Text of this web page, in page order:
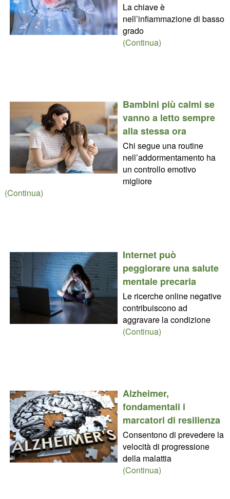
La chiave è
nell’infiammazione di basso
grado
(Continua)
Bambini più calmi se
vanno a letto sempre
alla stessa ora
Chi segue una routine
nell’addormentamento ha
un controllo emotivo
migliore
(Continua)
Internet può
peggiorare una salute
mentale precaria
Le ricerche online negative
contribuiscono ad
aggravare la condizione
(Continua)
Alzheimer,
fondamentali i
marcatori di resilienza
Consentono di prevedere la
velocità di progressione
della malattia
(Continua)